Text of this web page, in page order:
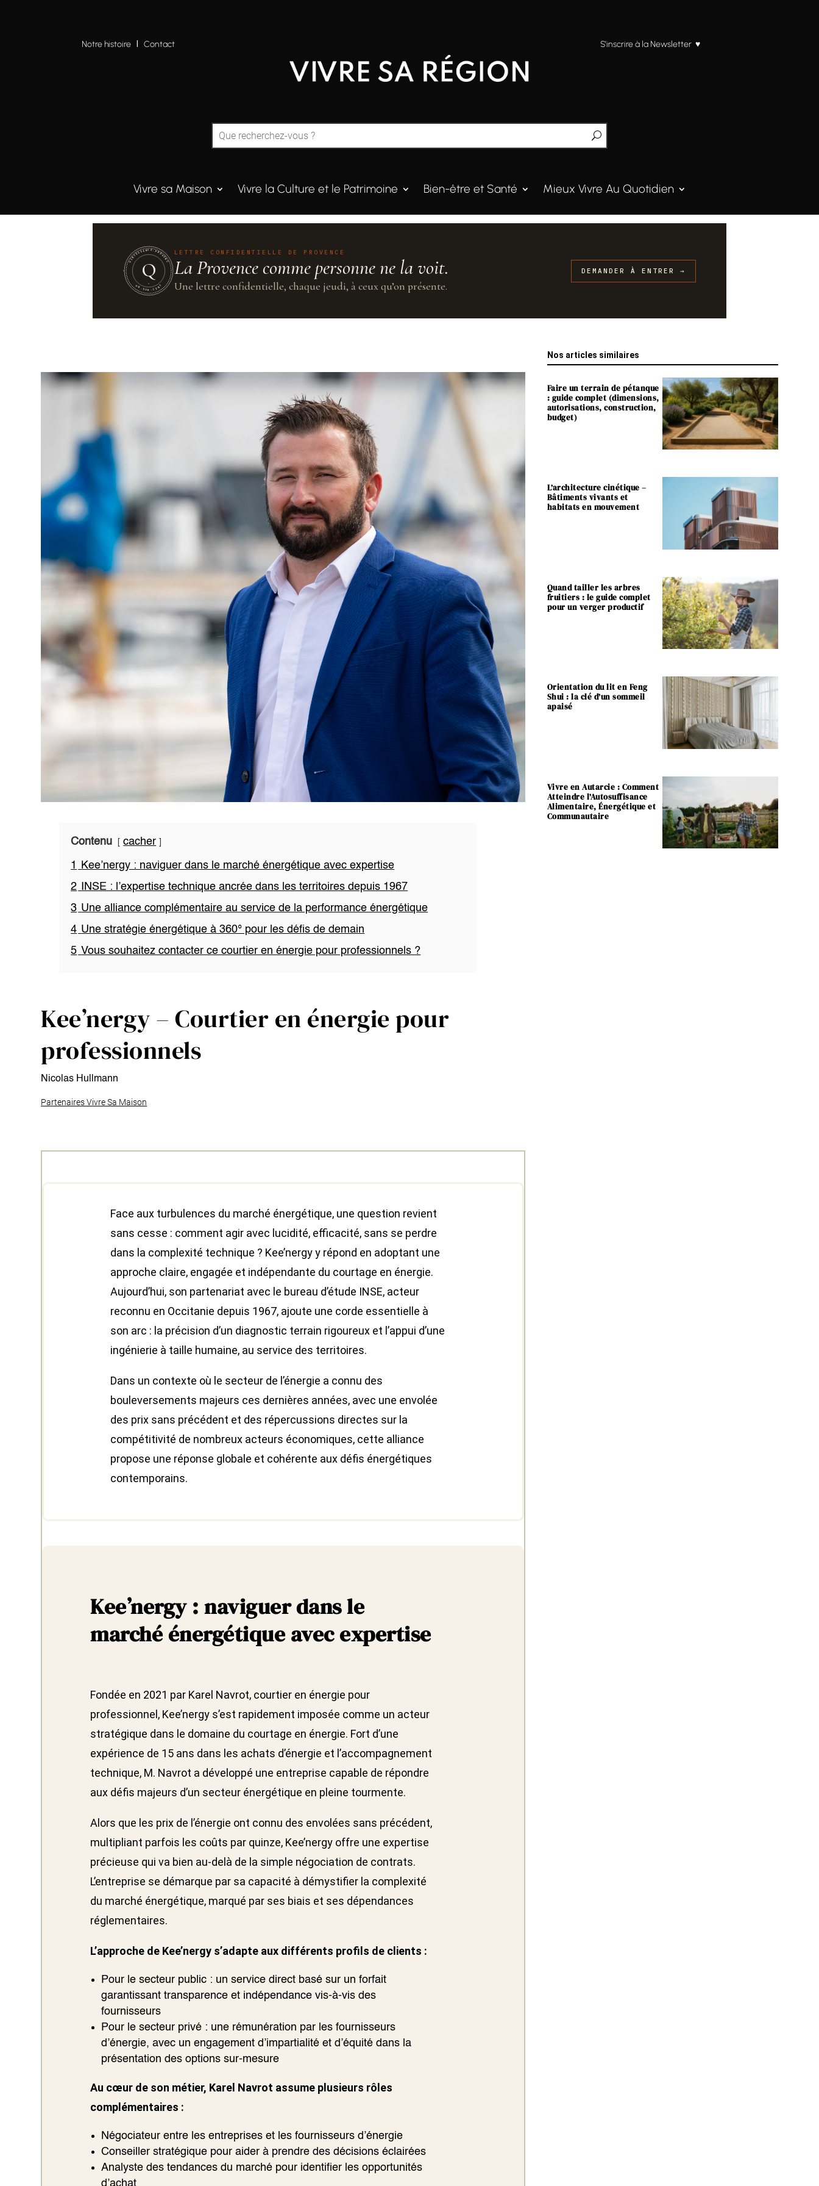
Notre histoire IContact S’inscrire à la Newsletter ♥
Vivre sa Maison Vivre la Culture et le Patrimoine Bien-être et Santé Mieux Vivre Au Quotidien
QUINTESSENCE·PROVENCE
UN·SUR·CENT
Q
LETTRE CONFIDENTIELLE DE PROVENCE
La Provence comme personne ne la voit.
Une lettre confidentielle, chaque jeudi, à ceux qu’on présente.
DEMANDER À ENTRER →
Contenu cacher
1
Kee’nergy : naviguer dans le marché énergétique avec expertise
2
INSE : l’expertise technique ancrée dans les territoires depuis 1967
3 Une alliance complémentaire au service de la performance énergétique
4 Une stratégie énergétique à 360° pour les défis de demain
5 Vous souhaitez contacter ce courtier en énergie pour professionnels ?
Kee’nergy – Courtier en énergie pour
professionnels
Nicolas Hullmann
Partenaires Vivre Sa Maison
Face aux turbulences du marché énergétique, une question revient
sans cesse : comment agir avec lucidité, efficacité, sans se perdre
dans la complexité technique ? Kee’nergy y répond en adoptant une
approche claire, engagée et indépendante du courtage en énergie.
Aujourd’hui, son partenariat avec le bureau d’étude INSE, acteur
reconnu en Occitanie depuis 1967, ajoute une corde essentielle à
son arc : la précision d’un diagnostic terrain rigoureux et l’appui d’une
ingénierie à taille humaine, au service des territoires.
Dans un contexte où le secteur de l’énergie a connu des
bouleversements majeurs ces dernières années, avec une envolée
des prix sans précédent et des répercussions directes sur la
compétitivité de nombreux acteurs économiques, cette alliance
propose une réponse globale et cohérente aux défis énergétiques
contemporains.
Kee’nergy : naviguer dans le
marché énergétique avec expertise
Fondée en 2021 par Karel Navrot, courtier en énergie pour
professionnel, Kee’nergy s’est rapidement imposée comme un acteur
stratégique dans le domaine du courtage en énergie. Fort d’une
expérience de 15 ans dans les achats d’énergie et l’accompagnement
technique, M. Navrot a développé une entreprise capable de répondre
aux défis majeurs d’un secteur énergétique en pleine tourmente.
Alors que les prix de l’énergie ont connu des envolées sans précédent,
multipliant parfois les coûts par quinze, Kee’nergy offre une expertise
précieuse qui va bien au-delà de la simple négociation de contrats.
L’entreprise se démarque par sa capacité à démystifier la complexité
du marché énergétique, marqué par ses biais et ses dépendances
réglementaires.
L’approche de Kee’nergy s’adapte aux différents profils de clients :
Pour le secteur public : un service direct basé sur un forfait
garantissant transparence et indépendance vis-à-vis des
fournisseurs
Pour le secteur privé : une rémunération par les fournisseurs
d’énergie, avec un engagement d’impartialité et d’équité dans la
présentation des options sur-mesure
Au cœur de son métier, Karel Navrot assume plusieurs rôles
complémentaires :
Négociateur entre les entreprises et les fournisseurs d’énergie
Conseiller stratégique pour aider à prendre des décisions éclairées
Analyste des tendances du marché pour identifier les opportunités
Nos articles similaires
Faire un terrain de pétanque
: guide complet (dimensions,
autorisations, construction,
budget)
L’architecture cinétique –
Bâtiments vivants et
habitats en mouvement
Quand tailler les arbres
fruitiers : le guide complet
pour un verger productif
Orientation du lit en Feng
Shui : la clé d’un sommeil
apaisé
Vivre en Autarcie : Comment
Atteindre l’Autosuffisance
Alimentaire, Énergétique et
Communautaire